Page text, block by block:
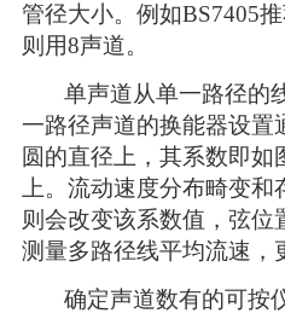
管径大小。例如BS7405
则用8声道。
单声道从单一路径的
一路径声道的换能器设置
圆的直径上，其系数即
上。流动速度分布畸变
则会改变该系数值，弦
测量多路径线平均流速，
确定声道数有的可按